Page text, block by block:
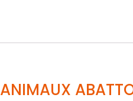
ANIMAUX